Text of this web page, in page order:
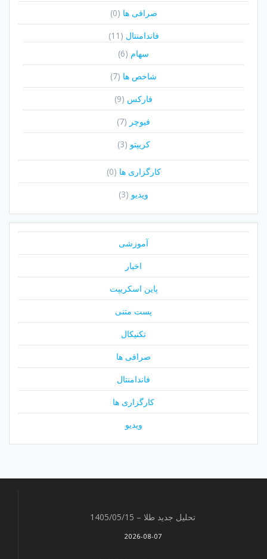
صرافی ها (0)
فاندامنتال (11)
سهام (6)
شاخص ها (7)
فارکس (9)
فیوچر (7)
کریپتو (3)
کارگزاری ها (0)
ویدیو (3)
آموزشی
اخبار
پاین اسکریپت
پست متنی
تکنیکال
صرافی ها
فاندامنتال
کارگزاری ها
ویدیو
تحلیل جدید طلا – 1405/05/15
2026-08-07